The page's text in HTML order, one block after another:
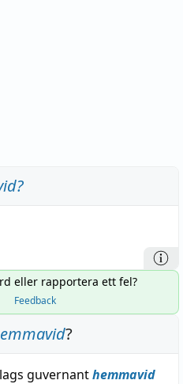
?
eller rapportera ett fel?
Feedback
?
guvernanthemmavid